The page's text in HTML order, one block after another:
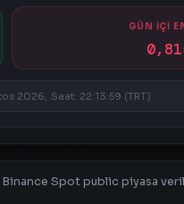
GÜN İÇİ
2026, Saat: 22:13:59 (TRT)
Spot public piyasa